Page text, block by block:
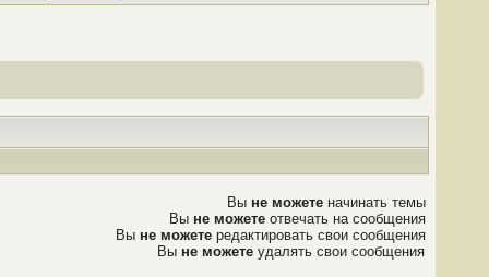
Вы не можете начинать темы
Вы не можете отвечать на сообщения
Вы не можете редактировать свои сообщения
Вы не можете удалять свои сообщения